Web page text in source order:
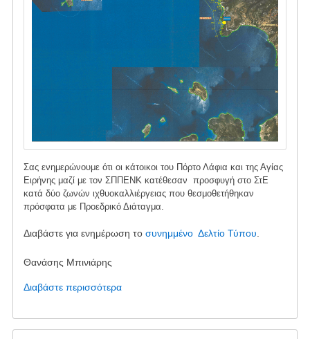
περιβάλλον
περιοχή
Σας ενημερώνουμε ότι οι κάτοικοι του Πόρτο Λάφια και της Αγίας
Ειρήνης μαζί με τον ΣΠΠΕΝΚ κατέθεσαν προσφυγή στο ΣτΕ
κατά δύο ζωνών ιχθυοκαλλιέργειας που θεσμοθετήθηκαν
πρόσφατα με Προεδρικό Διάταγμα.
Διαβάστε για ενημέρωση το συνημμένο Δελτίο Τύπου.
Θανάσης Μπινιάρης
Διαβάστε περισσότεραγια
Δελτίο
Τύπου